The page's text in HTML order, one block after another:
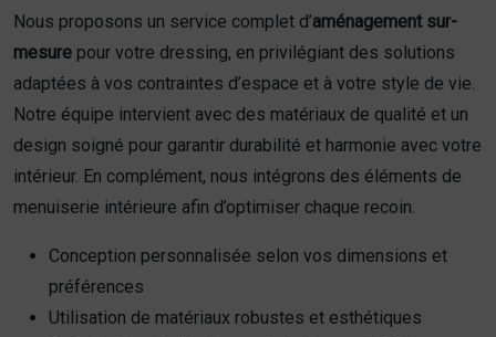
Nous proposons un service complet d’aménagement sur-
mesure pour votre dressing, en privilégiant des solutions
adaptées à vos contraintes d’espace et à votre style de vie.
Notre équipe intervient avec des matériaux de qualité et un
design soigné pour garantir durabilité et harmonie avec votre
intérieur. En complément, nous intégrons des éléments de
menuiserie intérieure afin d’optimiser chaque recoin.
Conception personnalisée selon vos dimensions et
préférences
Utilisation de matériaux robustes et esthétiques